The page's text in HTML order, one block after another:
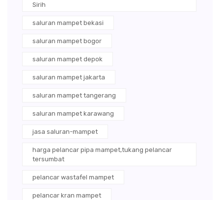
Sirih
saluran mampet bekasi
saluran mampet bogor
saluran mampet depok
saluran mampet jakarta
saluran mampet tangerang
saluran mampet karawang
jasa saluran-mampet
harga pelancar pipa mampet,tukang pelancar
tersumbat
pelancar wastafel mampet
pelancar kran mampet